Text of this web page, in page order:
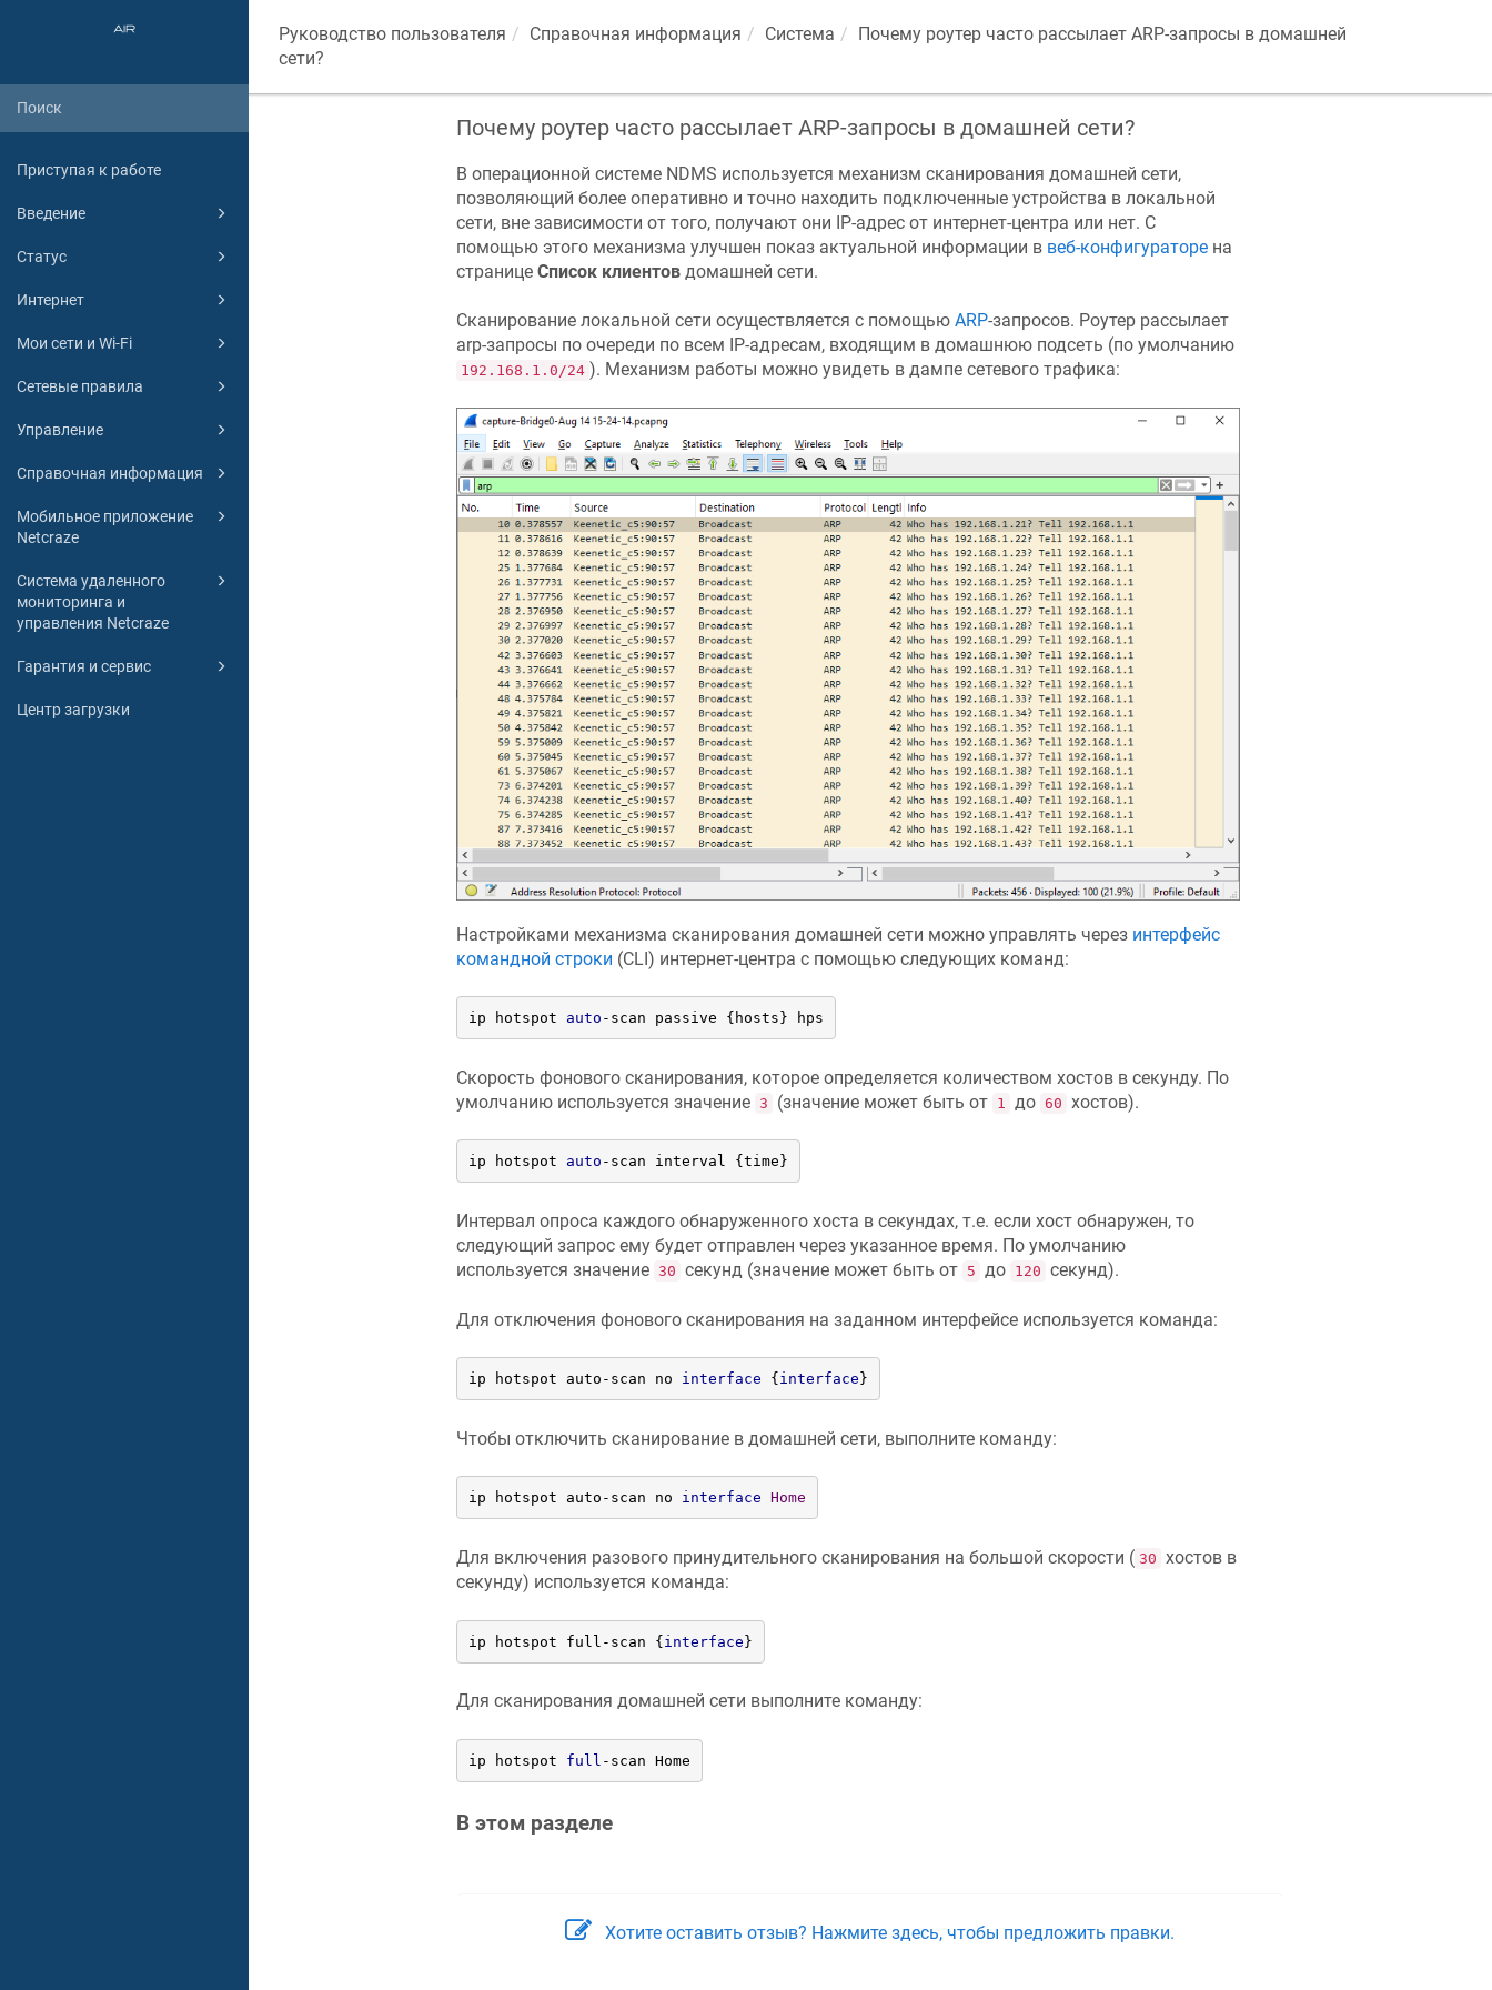
Приступая к работе
Введение
Статус
Интернет
Мои сети и Wi-Fi
Сетевые правила
Управление
Справочная информация
Мобильное приложение
Netcraze
Система удаленного
мониторинга и
управления Netcraze
Гарантия и сервис
Центр загрузки
Руководство пользователя Справочная информация Система
Почему роутер часто рассылает ARP-запросы в домашней
сети?
Почему роутер часто рассылает ARP-запросы в домашней сети?
В операционной системе NDMS используется механизм сканирования домашней сети,
позволяющий более оперативно и точно находить подключенные устройства в локальной
сети, вне зависимости от того, получают они IP-адрес от интернет-центра или нет. С
помощью этого механизма улучшен показ актуальной информации в веб-конфигураторена
странице Список клиентовдомашней сети.
Сканирование локальной сети осуществляется с помощью ARP-запросов. Роутер рассылает
arp-запросы по очереди по всем IP-адресам, входящим в домашнюю подсеть (по умолчанию
192.168.1.0/24 ). Механизм работы можно увидеть в дампе сетевого трафика:
Настройками механизма сканирования домашней сети можно управлять через интерфейс
командной строки (CLI) интернет-центра c помощью следующих команд:
ip hotspot auto -scan passive {hosts} hps
Скорость фонового сканирования, которое определяется количеством хостов в секунду. По
умолчанию используется значение 3 (значение может быть от 1 до 60 хостов).
ip hotspot auto -scan interval {time}
Интервал опроса каждого обнаруженного хоста в секундах, т.е. если хост обнаружен, то
следующий запрос ему будет отправлен через указанное время. По умолчанию
используется значение 30 секунд (значение может быть от 5 до 120 секунд).
Для отключения фонового сканирования на заданном интерфейсе используется команда:
ip hotspot auto-scan no interface { interface }
Чтобы отключить сканирование в домашней сети, выполните команду:
ip hotspot auto-scan no interface Home
Для включения разового принудительного сканирования на большой скорости ( 30 хостов в
секунду) используется команда:
ip hotspot full-scan {interface}
Для сканирования домашней сети выполните команду:
ip hotspot full - scan Home
В этом разделе
Хотите оставить отзыв? Нажмите здесь, чтобы предложить правки.